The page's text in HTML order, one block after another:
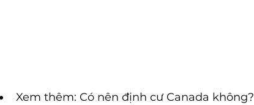
Xem thêm: Có nên định cư Canada không?